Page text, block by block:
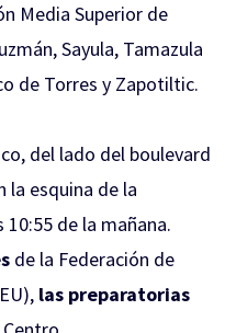
Media Superior de
Sayula, Tamazula
de Torres y Zapotiltic.
del lado del boulevard
la esquina de la
de la mañana.
de la Federación de
las preparatorias